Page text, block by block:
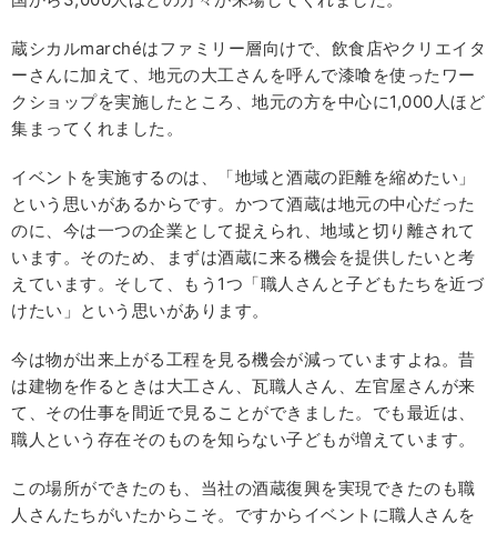
蔵シカルmarchéはファミリー層向けで、飲食店やクリエイタ
ーさんに加えて、地元の大工さんを呼んで漆喰を使ったワー
クショップを実施したところ、地元の方を中心に1,000人ほど
集まってくれました。
イベントを実施するのは、「地域と酒蔵の距離を縮めたい」
という思いがあるからです。かつて酒蔵は地元の中心だった
のに、今は一つの企業として捉えられ、地域と切り離されて
います。そのため、まずは酒蔵に来る機会を提供したいと考
えています。そして、もう1つ「職人さんと子どもたちを近づ
けたい」という思いがあります。
今は物が出来上がる工程を見る機会が減っていますよね。昔
は建物を作るときは大工さん、瓦職人さん、左官屋さんが来
て、その仕事を間近で見ることができました。でも最近は、
職人という存在そのものを知らない子どもが増えています。
この場所ができたのも、当社の酒蔵復興を実現できたのも職
人さんたちがいたからこそ。ですからイベントに職人さんを